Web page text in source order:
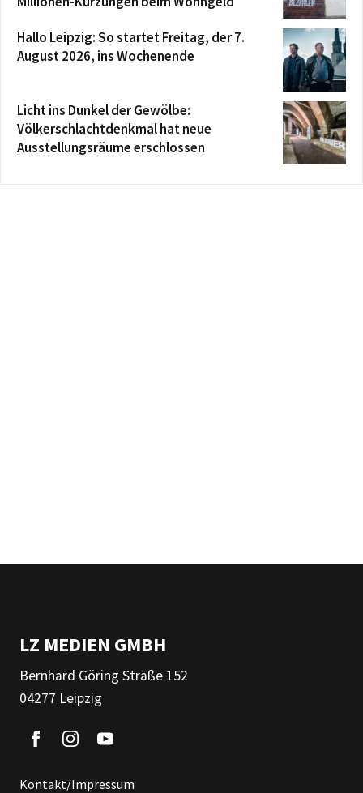
Hallo Leipzig: So startet Freitag, der 7.
August 2026, ins Wochenende
Licht ins Dunkel der Gewölbe:
Völkerschlachtdenkmal hat neue
Ausstellungsräume erschlossen
LZ MEDIEN GMBH
Bernhard Göring Straße 152
04277 Leipzig
Kontakt/Impressum